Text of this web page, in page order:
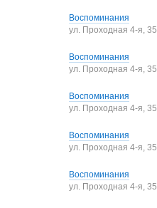
Воспоминания
ул. Проходная 4-я, 35
Воспоминания
ул. Проходная 4-я, 35
Воспоминания
ул. Проходная 4-я, 35
Воспоминания
ул. Проходная 4-я, 35
Воспоминания
ул. Проходная 4-я, 35